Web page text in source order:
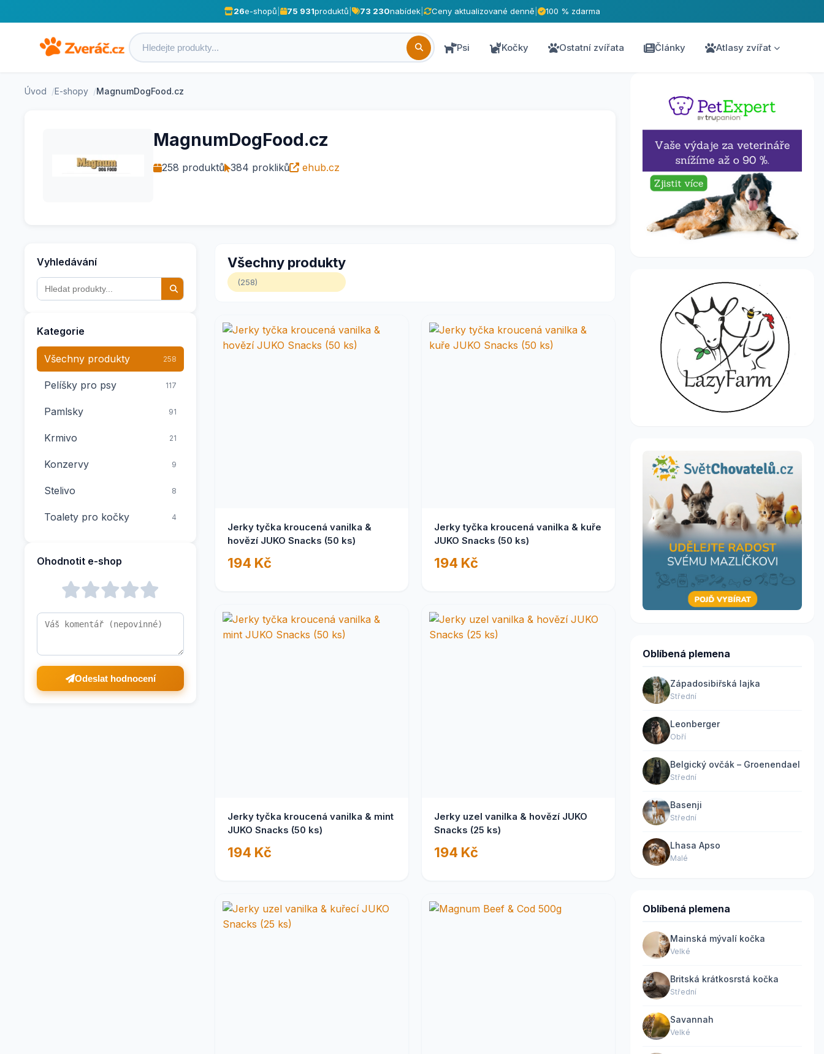
26e-shopů 75 931produktů 73 230nabídek| Ceny aktualizované denně 100 % zdarma
Psi Kočky Ostatní zvířata Články Atlasy zvířat
Úvod E-shopy MagnumDogFood.cz
MagnumDogFood.cz
258 produktů 384 prokliků ehub.cz
Vyhledávání
Kategorie
Všechny produkty 258
Pelíšky pro psy 117
Pamlsky 91
Krmivo 21
Konzervy 9
Stelivo 8
Toalety pro kočky 4
Misky a zásobníky pro psy
Pro psy
Ohodnotit e-shop
Odeslat hodnocení
Všechny produkty
(258)
Jerky tyčka kroucená vanilka &
hovězí JUKO Snacks (50 ks)
194 Kč
Jerky tyčka kroucená vanilka & kuře
JUKO Snacks (50 ks)
194 Kč
Jerky tyčka kroucená vanilka & mint
JUKO Snacks (50 ks)
194 Kč
Jerky uzel vanilka & hovězí JUKO
Snacks (25 ks)
194 Kč
Oblíbená plemena
Západosibiřská lajka
Střední
Leonberger
Obří
Belgický ovčák – Groenendael
Střední
Basenji
Střední
Lhasa Apso
Malé
Oblíbená plemena
Mainská mývalí kočka
Velké
Britská krátkosrstá kočka
Střední
Savannah
Velké